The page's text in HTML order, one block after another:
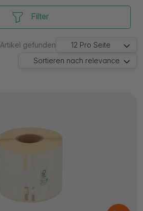
Filter
Artikel gefunden 12 Pro Seite
Sortieren nach relevance